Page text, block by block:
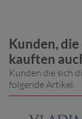
Kunden,
kauften
Kunden die sich
folgende Artikel.